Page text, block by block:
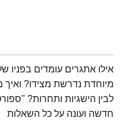
תמצית הפודקאסט
אילו אתגרים עומדים בפניו
מיוחדת נדרשת מצידו? ואיך
לבין הישגיות ותחרות?
חדשה ועונה על כל השאלות